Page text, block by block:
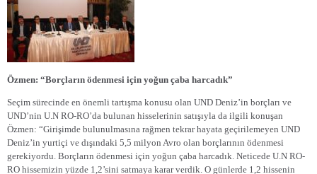
Özmen: “Borçların ödenmesi için yoğun çaba harcadık”
Seçim sürecinde en önemli tartışma konusu olan UND Deniz’in borçları ve
UND’nin U.N RO-RO’da bulunan hisselerinin satışıyla da ilgili konuşan
Özmen: “Girişimde bulunulmasına rağmen tekrar hayata geçirilemeyen UND
Deniz’in yurtiçi ve dışındaki 5,5 milyon Avro olan borçlarının ödenmesi
gerekiyordu. Borçların ödenmesi için yoğun çaba harcadık. Neticede U.N RO-
RO hissemizin yüzde 1,2’sini satmaya karar verdik. O günlerde 1,2 hissenin